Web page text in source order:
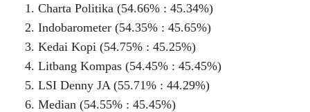
Charta Politika (54.66% : 45.34%)
Indobarometer (54.35% : 45.65%)
Kedai Kopi (54.75% : 45.25%)
Litbang Kompas (54.45% : 45.45%)
LSI Denny JA (55.71% : 44.29%)
Median (54.55% : 45.45%)